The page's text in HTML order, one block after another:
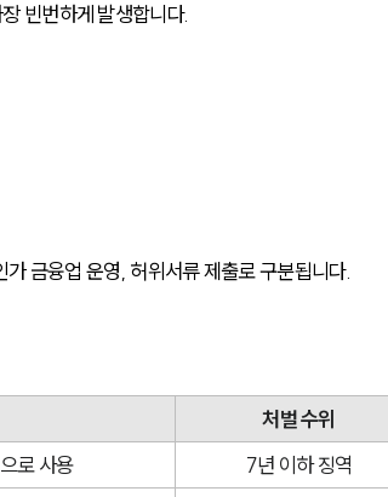
빈번하게 발생합니다.
금융업 운영, 허위서류 제출로 구분됩니다.
처벌 수위
로 사용
7년 이하 징역